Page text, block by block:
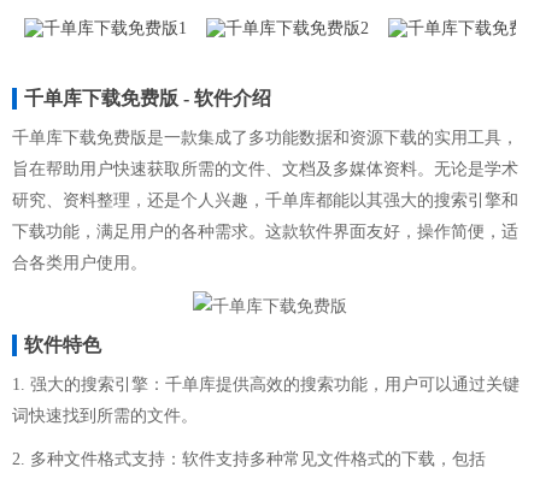
千单库下载免费版 - 软件介绍
千单库下载免费版是一款集成了多功能数据和资源下载的实用工具，
旨在帮助用户快速获取所需的文件、文档及多媒体资料。无论是学术
研究、资料整理，还是个人兴趣，千单库都能以其强大的搜索引擎和
下载功能，满足用户的各种需求。这款软件界面友好，操作简便，适
合各类用户使用。
软件特色
1. 强大的搜索引擎：千单库提供高效的搜索功能，用户可以通过关键
词快速找到所需的文件。
2. 多种文件格式支持：软件支持多种常见文件格式的下载，包括